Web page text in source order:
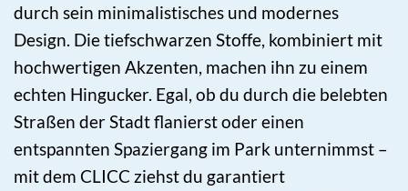
durch sein minimalistisches und modernes
Design. Die tiefschwarzen Stoffe, kombiniert mit
hochwertigen Akzenten, machen ihn zu einem
echten Hingucker. Egal, ob du durch die belebten
Straßen der Stadt flanierst oder einen
entspannten Spaziergang im Park unternimmst –
mit dem CLICC ziehst du garantiert